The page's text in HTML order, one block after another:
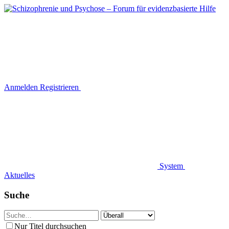
Anmelden Registrieren
System
Aktuelles
Suche
Nur Titel durchsuchen